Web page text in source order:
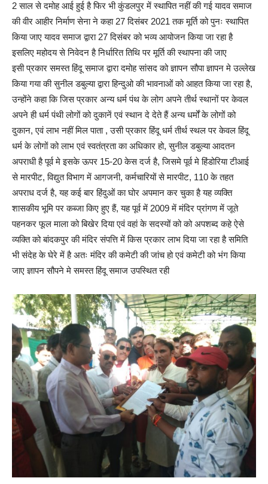
2 साल से दमोह आई हुई है फिर भी कुंडलपुर में स्थापित नहीं की गई यादव समाज
की वीर आहीर निर्माण सेना ने कहा 27 दिसंबर 2021 तक मूर्ति को पुनः स्थापित
किया जाए यादव समाज द्वारा 27 दिसंबर को भव्य आयोजन किया जा रहा है
इसलिए महोदय से निवेदन है निर्धारित तिथि पर मूर्ति की स्थापना की जाए
इसी प्रकार समस्त हिंदू समाज द्वारा दमोह सांसद को ज्ञापन सौपा ज्ञापन मे उल्लेख
किया गया की सुनील डबुल्या द्वारा हिन्दुओ की भावनाओं को आहत किया जा रहा है,
उन्होंने कहा कि जिस प्रकार अन्य धर्म पंथ के लोग अपने तीर्थ स्थानों पर केवल
अपने ही धर्म पंथी लोगों को दुकानें एवं स्थान दे देते हैं अन्य धर्मों के लोगों को
दुकान, एवं लाभ नहीं मिल पाता , उसी प्रकार हिंदू धर्म तीर्थ स्थल पर केवल हिंदू
धर्म के लोगों को लाभ एवं स्वतंत्रता का अधिकार हो, सुनील डबुल्या आदतन
अपराधी है पूर्व मे इसके ऊपर 15-20 केस दर्ज है, जिसमे पूर्व मे हिंडोरिया टीआई
से मारपीट, विद्युत विभाग में आगजनी, कर्मचारियों से मारपीट, 110 के तहत
अपराध दर्ज है, यह कई बार हिंदुओं का घोर अपमान कर चुका है यह व्यक्ति
शासकीय भूमि पर कब्जा किए हुए हैं, यह पूर्व में 2009 में मंदिर प्रांगण में जूते
पहनकर फूल माला को बिखेर दिया एवं वहां के सदस्यों को को अपशब्द कहे ऐसे
व्यक्ति को बांदकपुर की मंदिर संपत्ति में किस प्रकार लाभ दिया जा रहा है समिति
भी संदेह के घेरे में है अतः मंदिर की कमेटी की जांच हो एवं कमेटी को भंग किया
जाए ज्ञापन सौपने मे समस्त हिंदू समाज उपस्थित रही